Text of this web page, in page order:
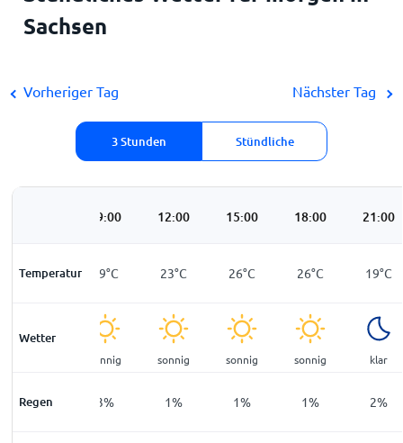
Sachsen
Vorheriger Tag
3 Stunden Stündliche
Nächster Tag
09:00 12:00 15:00 18:00 21:00
Temperatur
13°C 19°C 23°C 26°C 26°C 19°C
Wetter
sonnig sonnig sonnig sonnig klar
Regen
8% 3% 1% 1% 1% 2%